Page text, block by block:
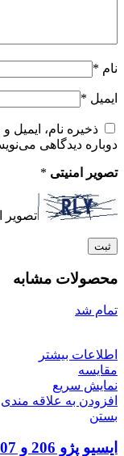
نام *
ایمیل *
ذخیره نام،
دوباره دیدگاهی
تصویر امنیتی *
تصویر
محصولات مشابه
تمام شد
اطلاعات بیشتر
مقایسه
نمایش سریع
افزودن به علاقه مندی
بستن
ایسیو پژو 206 و 207 ایزی یو 2.8 (EASY U2.8)